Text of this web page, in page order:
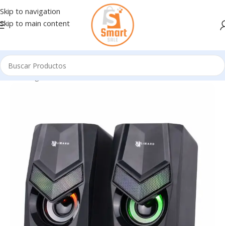
Skip to navigation
Skip to main content
Inicio/Ingresando